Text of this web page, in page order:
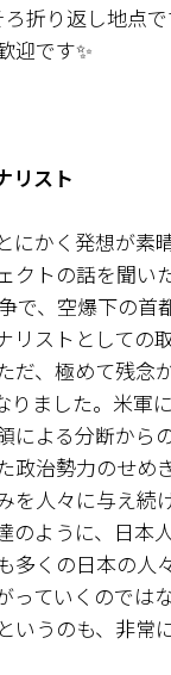
折り返し地点
迎です✨
リスト
にかく発想が
クトの話を聞い
で、空爆下の首
リストとしての
だ、極めて残念
りました。米軍
による分断か
政治勢力のせ
を人々に与え続
のように、日本
多くの日本の人
っていくのでは
うのも、非常に